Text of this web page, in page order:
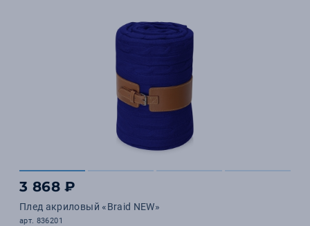
3 868 ₽
Плед акриловый «Braid NEW»
арт. 836201